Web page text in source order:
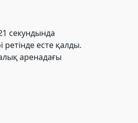
секундында
есте қалды.
аренадағы